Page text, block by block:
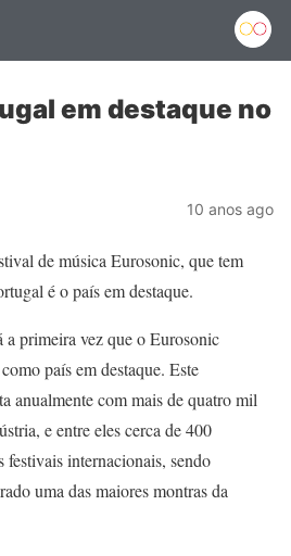
em destaque no
10 anos ago
de música Eurosonic, que tem
é o país em destaque.
a primeira vez que o Eurosonic
país em destaque. Este
anualmente com mais de quatro mil
e entre eles cerca de 400
festivais internacionais, sendo
uma das maiores montras da